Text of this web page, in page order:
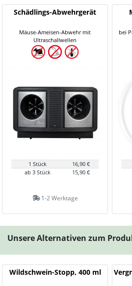
Schädlings-Abwehrgerät
Mäuse-Ameisen-Abwehr mit
Ultraschallwellen
1 Stück
16,90 €
ab 3 Stück
15,90 €
1-2 Werktage
bei
Unsere Alternativen zum
Wildschwein-Stopp, 400 ml